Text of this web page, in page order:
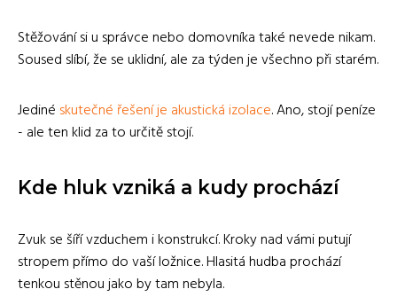
Stěžování si u správce nebo domovníka také nevede nikam.
Soused slíbí, že se uklidní, ale za týden je všechno při starém.
Jediné skutečné řešení je akustická izolace. Ano, stojí peníze
- ale ten klid za to určitě stojí.
Kde hluk vzniká a kudy prochází
Zvuk se šíří vzduchem i konstrukcí. Kroky nad vámi putují
stropem přímo do vaší ložnice. Hlasitá hudba prochází
tenkou stěnou jako by tam nebyla.